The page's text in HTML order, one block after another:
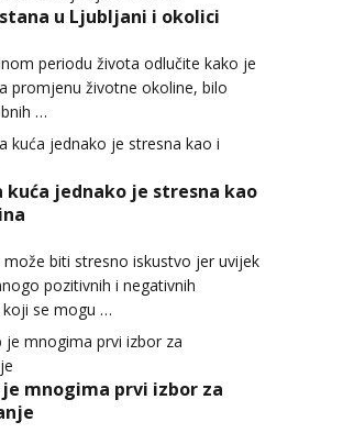
u Ljubljani i okolici
periodu života odlučite kako je
promjenu životne okoline, bilo
…
kuća jednako je stresna kao
može biti stresno iskustvo jer uvijek
pozitivnih i negativnih
koji se mogu …
mnogima prvi izbor za